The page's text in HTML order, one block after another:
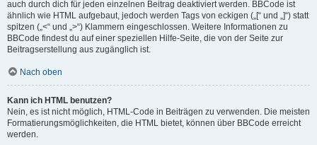
auch durch dich für jeden einzelnen Beitrag deaktiviert werden. BBCode ist
ähnlich wie HTML aufgebaut, jedoch werden Tags von eckigen („[“ und „]“) statt
spitzen („<“ und „>“) Klammern eingeschlossen. Weitere Informationen zu
BBCode findest du auf einer speziellen Hilfe-Seite, die von der Seite zur
Beitragserstellung aus zugänglich ist.
Nach oben
Kann ich HTML benutzen?
Nein, es ist nicht möglich, HTML-Code in Beiträgen zu verwenden. Die meisten
Formatierungsmöglichkeiten, die HTML bietet, können über BBCode erreicht
werden.